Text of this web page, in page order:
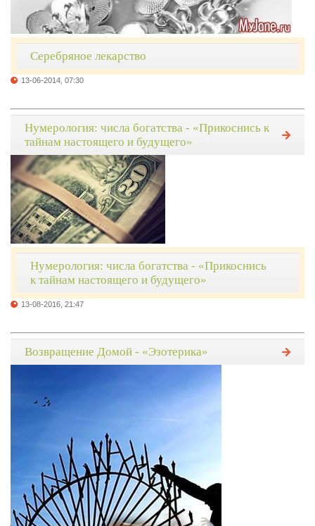
Серебряное лекарство
13-06-2014, 07:30
Нумерология: числа богатства - «Прикоснись к
тайнам настоящего и будущего»
Нумерология: числа богатства - «Прикоснись
к тайнам настоящего и будущего»
13-08-2016, 21:47
Возвращение Домой - «Эзотерика»